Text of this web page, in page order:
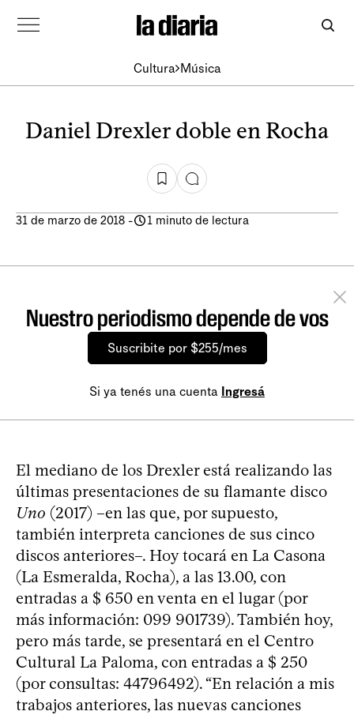
Cultura Música
Daniel Drexler doble en Rocha
31 de marzo de 2018 - 1 minuto de lectura
Nuestro periodismo depende de vos
Suscribite por $255/mes
Si ya tenés una cuenta Ingresá
El mediano de los Drexler está realizando las
últimas presentaciones de su flamante disco
Uno (2017) –en las que, por supuesto,
también interpreta canciones de sus cinco
discos anteriores–. Hoy tocará en La Casona
(La Esmeralda, Rocha), a las 13.00, con
entradas a $ 650 en venta en el lugar (por
más información: 099 901739). También hoy,
pero más tarde, se presentará en el Centro
Cultural La Paloma, con entradas a $ 250
(por consultas: 44796492). “En relación a mis
trabajos anteriores, las nuevas canciones